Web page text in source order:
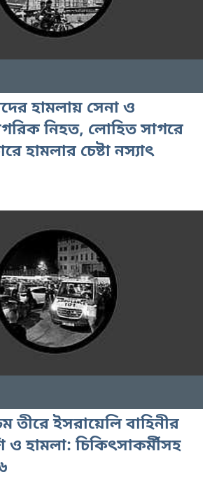
হামলায় সেনা ও
নিহত, লোহিত সাগরে
হামলার চেষ্টা নস্যাৎ
তীরে ইসরায়েলি বাহিনীর
ও হামলা: চিকিৎসাকর্মীসহ